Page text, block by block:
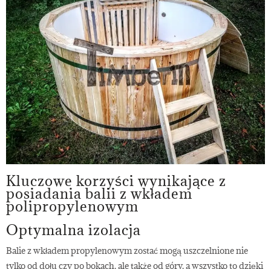
Kluczowe korzyści wynikające z
posiadania balii z wkładem
polipropylenowym
Optymalna izolacja
Balie z wkładem propylenowym zostać mogą uszczelnione nie
tylko od dołu czy po bokach, ale także od góry, a wszystko to dzięki